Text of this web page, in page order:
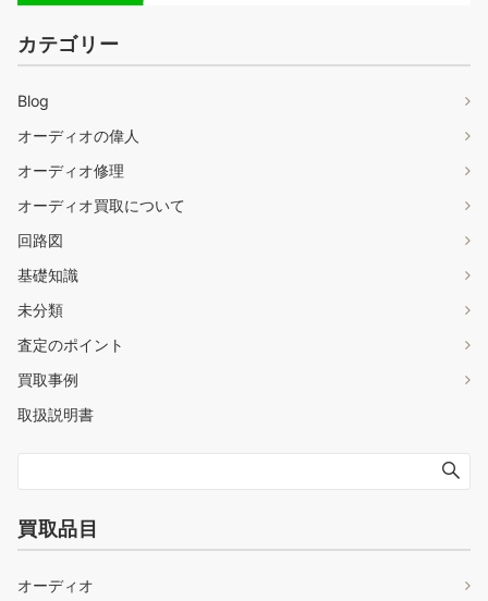
カテゴリー
Blog
オーディオの偉人
オーディオ修理
オーディオ買取について
回路図
基礎知識
未分類
査定のポイント
買取事例
取扱説明書
買取品目
オーディオ